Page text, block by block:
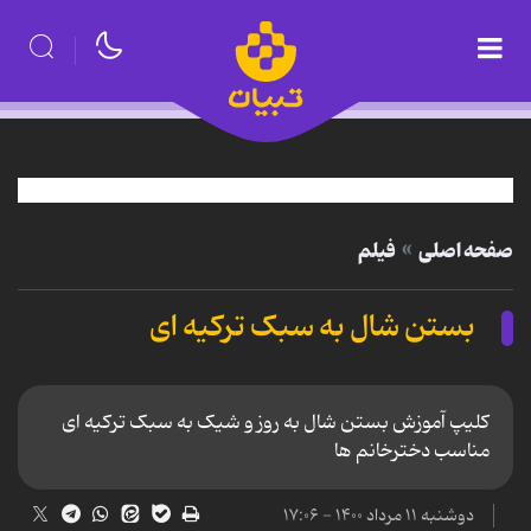
صفحه اصلی فیلم
بستن شال به سبک ترکیه ای
کلیپ آموزش بستن شال به روز و شیک به سبک ترکیه ای
مناسب دخترخانم ها
دوشنبه ۱۱ مرداد ۱۴۰۰ - ۱۷:۰۶